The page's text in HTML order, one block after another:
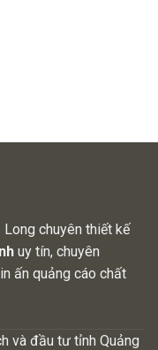
chuyên thiết kế
uy tín, chuyên
ấn quảng cáo chất
và đầu tư tỉnh Quảng